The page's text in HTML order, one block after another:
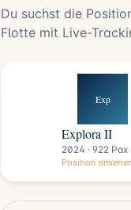
Du suchst die
Flotte mit Live-
Exp
Explora II
2024 · 922 Pax
Position